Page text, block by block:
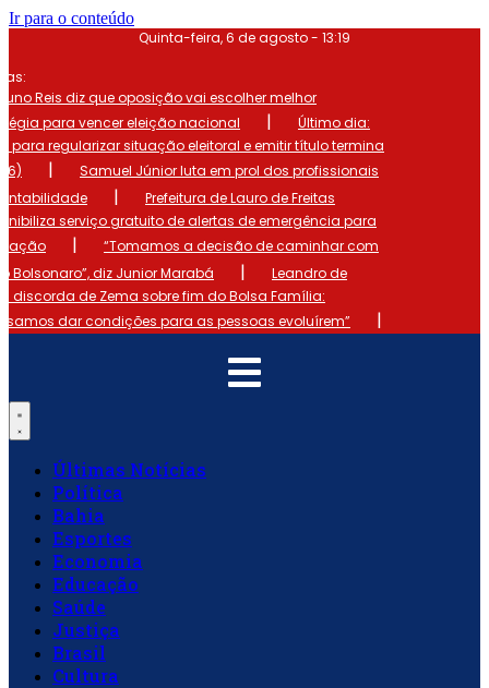
Ir para o conteúdo
Quinta-feira, 6 de agosto - 13:19
Reis diz que oposição vai escolher melhor
para vencer eleição nacional
|
Último dia:
para regularizar situação eleitoral e emitir título termina
|
Samuel Júnior luta em prol dos profissionais
|
Prefeitura de Lauro de Freitas
serviço gratuito de alertas de emergência para
|
“Tomamos a decisão de caminhar com
Bolsonaro”, diz Junior Marabá
|
Leandro de
discorda de Zema sobre fim do Bolsa Família:
dar condições para as pessoas evoluírem”
|
Últimas Notícias
Política
Bahia
Esportes
Economia
Educação
Saúde
Justiça
Brasil
Cultura